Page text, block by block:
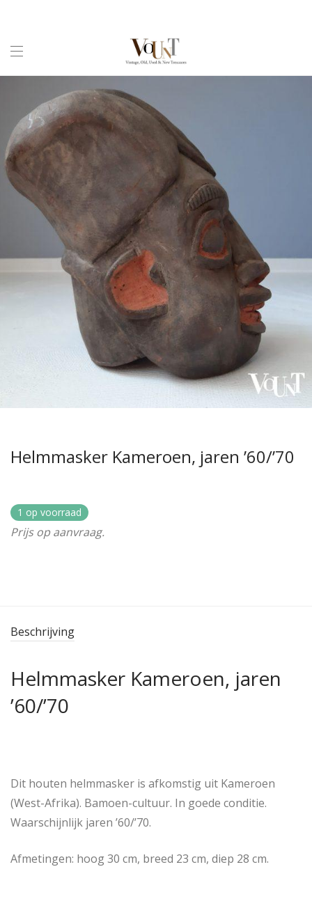
Helmmasker Kameroen, jaren ’60/’70
1 op voorraad
Prijs op aanvraag.
Beschrijving
Helmmasker Kameroen, jaren
’60/’70
Dit houten helmmasker is afkomstig uit Kameroen
(West-Afrika). Bamoen-cultuur. In goede conditie.
Waarschijnlijk jaren ’60/’70.
Afmetingen: hoog 30 cm, breed 23 cm, diep 28 cm.